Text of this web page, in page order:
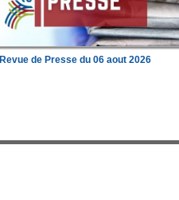
Revue de Presse du 06 aout 2026